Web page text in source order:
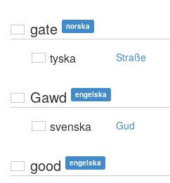
gate norska
tyska Straße
Gawd engelska
svenska Gud
good engelska